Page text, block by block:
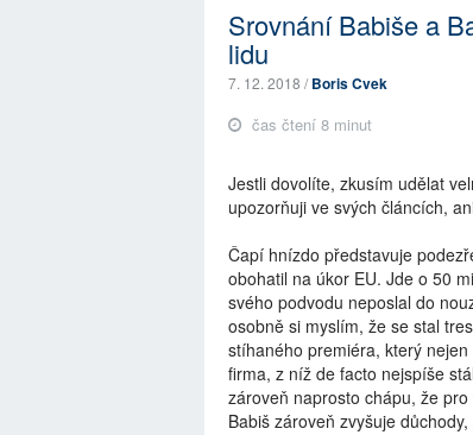
Srovnání Babiše a
lidu
7. 12. 2018 /Boris Cvek
čas čtení 8 minut
Jestli dovolíte, zkusím udělat
upozorňuji ve svých článcích,
Čapí hnízdo představuje
obohatil na úkor EU. Jde o 50
svého podvodu neposlal do
osobně si myslím, že se stal
stíhaného premiéra, který
firma, z níž de facto nejspíše
zároveň naprosto chápu, že
Babiš zároveň zvyšuje